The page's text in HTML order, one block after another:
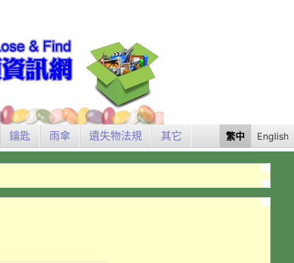
鑰匙 雨傘 遺失物法規 其它 繁中 English